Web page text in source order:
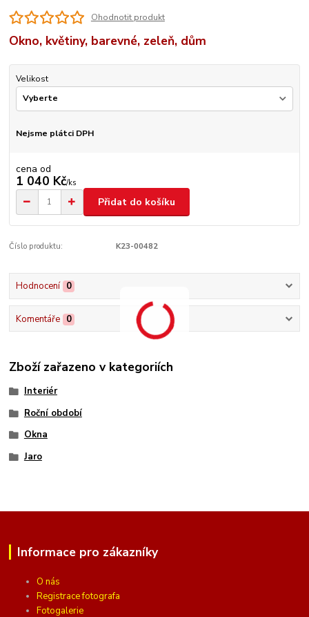
Ohodnotit produkt
Okno, květiny, barevné, zeleň, dům
Velikost
Nejsme plátci DPH
cena od
1 040 Kč/ks
Přidat do košíku
Číslo produktu: K23-00482
Hodnocení 0
Komentáře 0
Zboží zařazeno v kategoriích
Interiér
Roční období
Okna
Jaro
Informace pro zákazníky
O nás
Registrace fotografa
Fotogalerie